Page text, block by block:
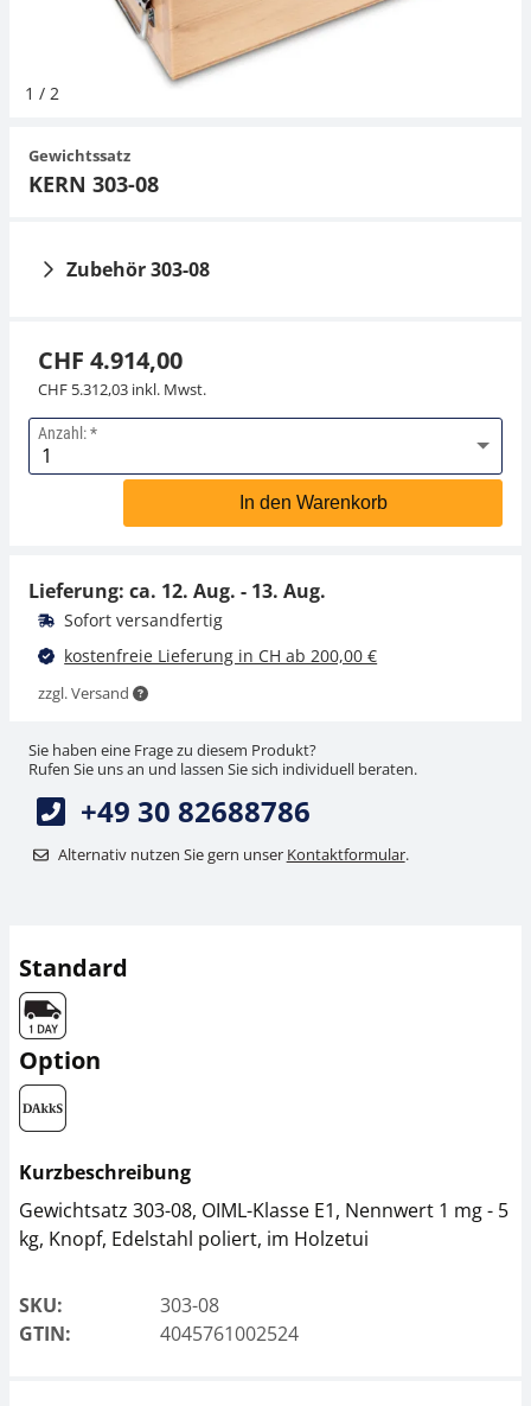
1 / 2
Gewichtssatz
KERN 303-08
Zubehör 303-08
Gewichtsetui KERN
CHF 4.914,00
CHF 5.312,03 inkl. Mwst.
Anzahl:
In den Warenkorb
Lieferung: ca. 12. Aug. - 13. Aug.
Sofort versandfertig
kostenfreie Lieferung in CH ab 200,00 €
zzgl. Versand
Sie haben eine Frage zu diesem Produkt?
Rufen Sie uns an und lassen Sie sich individuell beraten.
+49 30 82688786
Alternativ nutzen Sie gern unser Kontaktformular.
Standard
Option
Kurzbeschreibung
Gewichtsatz 303-08, OIML-Klasse E1, Nennwert 1 mg - 5
kg, Knopf, Edelstahl poliert, im Holzetui
SKU:
303-08
GTIN:
4045761002524
Hängewaagen
Organwaagen
Waagen inkl. Software
Zug- und Druck-Kraftmesszellen
Videomikroskope
Expertenanwendungen
Newton-Gewichte
Schallpegelmessgerät